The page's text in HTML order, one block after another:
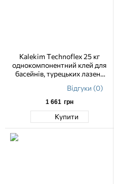
Kalekim Technoflex 25 кг
однокомпонентний клей для
басейнів, турецьких лазень
Відгуки (0)
1 661 грн
Купити